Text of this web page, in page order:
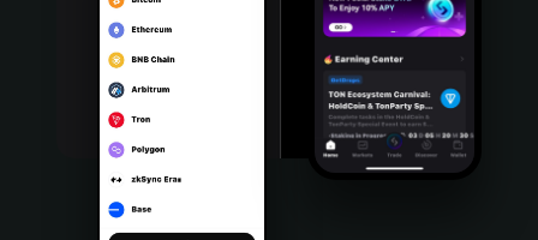
Português (Portugal)
Bahasa Indonesia
Português (Brasil)